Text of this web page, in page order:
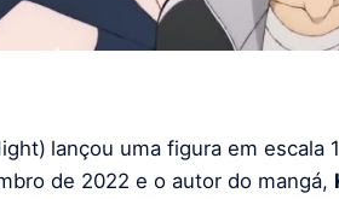
lançou uma figura em escala
de 2022 e o autor do mangá,